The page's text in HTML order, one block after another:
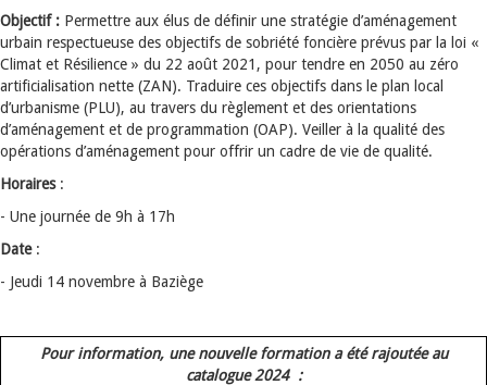
Objectif : Permettre aux élus de définir une stratégie d’aménagement
urbain respectueuse des objectifs de sobriété foncière prévus par la loi «
Climat et Résilience » du 22 août 2021, pour tendre en 2050 au zéro
artificialisation nette (ZAN). Traduire ces objectifs dans le plan local
d’urbanisme (PLU), au travers du règlement et des orientations
d’aménagement et de programmation (OAP). Veiller à la qualité des
opérations d’aménagement pour offrir un cadre de vie de qualité.
Horaires:
- Une journée de 9h à 17h
Date:
- Jeudi 14 novembre à Baziège
Pour information, une nouvelle formation a été rajoutée au
catalogue 2024 :